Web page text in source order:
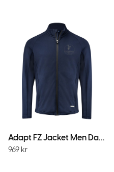
Adapt FZ Jacket Men Dark Navy
969 kr